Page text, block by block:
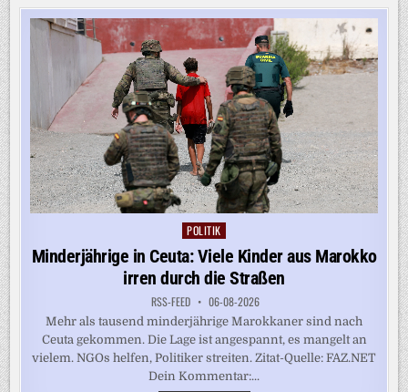
ZU,
UNION
VERLIERT
WEITER
Posted
POLITIK
Minderjährige in Ceuta: Viele Kinder aus Marokko
irren durch die Straßen
RSS-FEED 06-08-2026
Mehr als tausend minderjährige Marokkaner sind nach
Ceuta gekommen. Die Lage ist angespannt, es mangelt an
vielem. NGOs helfen, Politiker streiten. Zitat-Quelle: FAZ.NET
Dein Kommentar:...